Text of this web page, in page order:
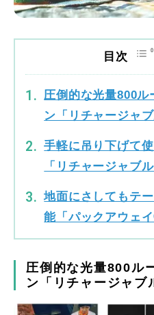
目次
圧倒的な光量800ル
ン「リチャージャ
手軽に吊り下げて
「リチャージャブ
地面にさしてもテ
能「パックアウェ
圧倒的な光量800ル
ン「リチャージャブ